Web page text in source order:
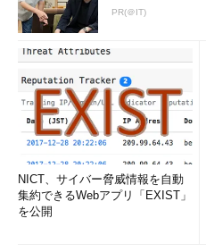
PR(＠IT)
NICT、サイバー脅威情報を自動
集約できるWebアプリ「EXIST」
を公開